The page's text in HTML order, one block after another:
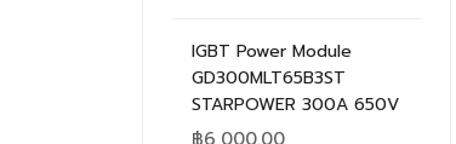
IGBT Power Module
GD300MLT65B3ST
STARPOWER 300A 650V